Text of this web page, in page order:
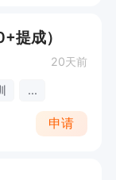
提成）
20天前
...
申请